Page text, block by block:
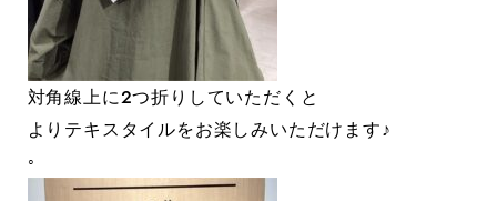
対角線上に２つ折りしていただくと
よりテキスタイルをお楽しみいただけます♪
◦